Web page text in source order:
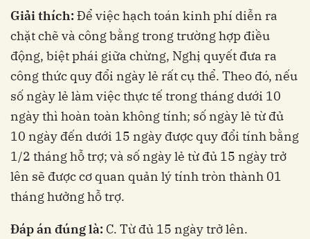
Giải thích:Để việc hạch toán kinh phí diễn ra
chặt chẽ và công bằng trong trường hợp điều
động, biệt phái giữa chừng, Nghị quyết đưa ra
công thức quy đổi ngày lẻ rất cụ thể. Theo đó, nếu
số ngày lẻ làm việc thực tế trong tháng dưới 10
ngày thì hoàn toàn không tính; số ngày lẻ từ đủ
10 ngày đến dưới 15 ngày được quy đổi tính bằng
1/2 tháng hỗ trợ; và số ngày lẻ từ đủ 15 ngày trở
lên sẽ được cơ quan quản lý tính tròn thành 01
tháng hưởng hỗ trợ.
Đáp án đúng là: C. Từ đủ 15 ngày trở lên.